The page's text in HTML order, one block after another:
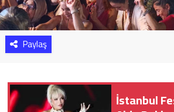
Paylaş
İstanbul